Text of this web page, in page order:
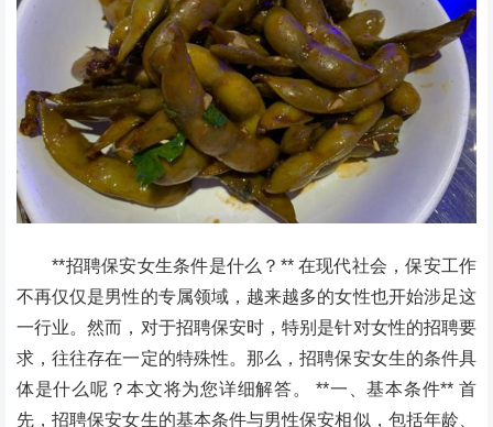
**招聘保安女生条件是什么？** 在现代社会，保安工作
不再仅仅是男性的专属领域，越来越多的女性也开始涉足这
一行业。然而，对于招聘保安时，特别是针对女性的招聘要
求，往往存在一定的特殊性。那么，招聘保安女生的条件具
体是什么呢？本文将为您详细解答。 **一、基本条件** 首
先，招聘保安女生的基本条件与男性保安相似，包括年龄、